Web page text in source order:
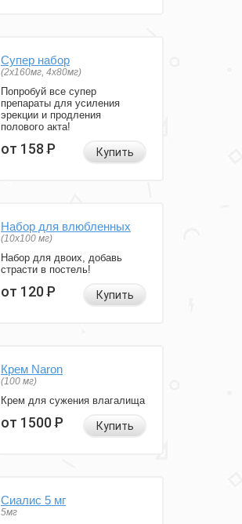
Супер набор
(2х160мг, 4х80мг)
Попробуй все супер
препараты для усиления
эрекции и продления
полового акта!
от 158Р Купить
Набор для влюбленных
(10х100 мг)
Набор для двоих, добавь
страсти в постель!
от 120Р Купить
Крем Naron
(100 мг)
Крем для сужения влагалища
от 1500Р Купить
Сиалис 5 мг
5мг